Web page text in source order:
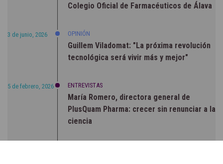
Colegio Oficial de Farmacéuticos de Álava
3 de junio, 2026 OPINIÓN
Guillem Viladomat: "La próxima revolución
tecnológica será vivir más y mejor"
5 de febrero, 2026 ENTREVISTAS
María Romero, directora general de
PlusQuam Pharma: crecer sin renunciar a la
ciencia